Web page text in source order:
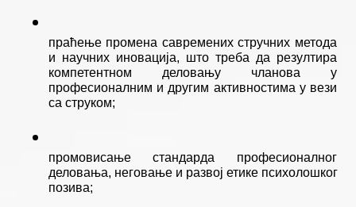
праћење промена савремених стручних метода
и научних иновација, што треба да резултира
компетентном деловању чланова у
професионалним и другим активностима у вези
са струком;
промовисање стандарда професионалног
деловања, неговање и развој етике психолошког
позива;